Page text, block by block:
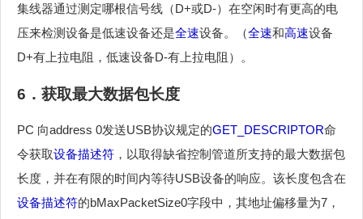
集线器通过测定哪根信号线（D+或D-）在空闲时有更高的电
压来检测设备是低速设备还是全速设备。（全速和高速设备
D+有上拉电阻，低速设备D-有上拉电阻）。
6．获取最大数据包长度
PC 向address 0发送USB协议规定的GET_DESCRIPTOR命
令获取设备描述符 ，以取得缺省控制管道所支持的最大数据包
长度，并在有限的时间内等待USB设备的响应。该长度包含在
设备描述符的bMaxPacketSize0字段中，其地址偏移量为7，